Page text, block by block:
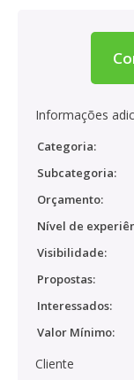
Informações
Categoria:
Subcategoria:
Orçamento:
Nível de
Visibilidade:
Propostas:
Interessados:
Valor Mínimo:
Cliente